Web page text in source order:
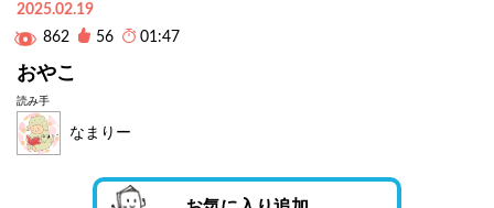
2025.02.19
862
56 01:47
おやこ
読み手
なまりー